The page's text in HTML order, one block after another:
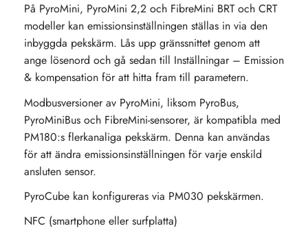
På PyroMini, PyroMini 2,2 och FibreMini BRT och CRT
modeller kan emissionsinställningen ställas in via den
inbyggda pekskärm. Lås upp gränssnittet genom att
ange lösenord och gå sedan till Inställningar – Emission
& kompensation för att hitta fram till parametern.
Modbusversioner av PyroMini, liksom PyroBus,
PyroMiniBus och FibreMini-sensorer, är kompatibla med
PM180:s flerkanaliga pekskärm. Denna kan användas
för att ändra emissionsinställningen för varje enskild
ansluten sensor.
PyroCube kan konfigureras via PM030 pekskärmen.
NFC (smartphone eller surfplatta)